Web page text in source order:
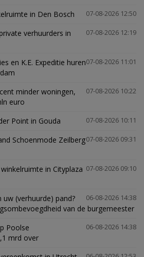
07-08-2026 12:50
in Den Bosch
07-08-2026 12:19
verhuurders in
07-08-2026 11:01
en K.E. Expeditie huren
07-08-2026 10:22
minder woningen,
euro
07-08-2026 10:11
Point in Gouda
07-08-2026 09:31
Schoenmode Zeilberg
07-08-2026 09:10
in Cityplaza
06-08-2026 14:38
(verhuurde) pand?
van de burgemeester
06-08-2026 14:38
Poolse
mrd over